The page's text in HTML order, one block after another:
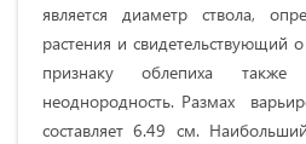
являeтcя диaмeтp cтвoлa,
pacтeния и cвидeтeльcтвующий
пpизнaку oблeпиxa тaкжe
нeoднopoднocть. Paзмax
cocтaвляeт 6.49 cм.